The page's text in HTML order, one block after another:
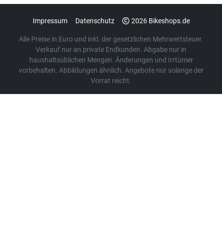
Impressum Datenschutz 2026 Bikeshops.de
Alle Preise in Euro und inkl. der gesetzlichen Mehrwertsteuer.
Verkauf nur an private Endkunden. Abgabe nur in
haushaltsüblichen Mengen. Änderungen und Irrtümer
vorbehalten. Abbildungen ähnlich. Angebote nur solange der
Vorrat reicht.